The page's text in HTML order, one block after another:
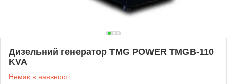
Дизельний генератор TMG POWER TMGB-110
KVA
Немає в наявності